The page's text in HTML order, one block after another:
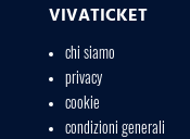
VIVATICKET
chi siamo
privacy
cookie
condizioni generali